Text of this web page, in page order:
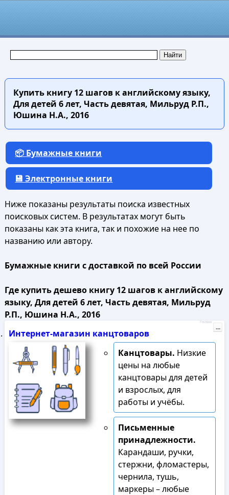
Купить книгу12 шагов к английскому языку,
Для детей 6 лет, Часть девятая, Мильруд Р.П.,
Юшина Н.А., 2016
📦 Бумажные книги
💾 Электронные книги
Ниже показаны результаты поиска известных
поисковых систем. В результатах могут быть
показаны как эта книга, так и похожие на нее по
названию или автору.
Бумажные книги с доставкой по всей России
Где купить дешево книгу 12 шагов к английскому
языку, Для детей 6 лет, Часть девятая, Мильруд
Р.П., Юшина Н.А., 2016
Интернет-магазин канцтоваров
Канцтовары. Низкие
цены на любые
канцтовары для детей
и взрослых, для
работы и учёбы.
Письменные
принадлежности.
Карандаши, ручки,
стержни, фломастеры,
чернила, тушь,
маркеры – любые
Реклама
...